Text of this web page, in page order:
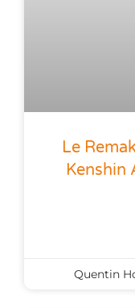
Le
Kenshin
Quentin